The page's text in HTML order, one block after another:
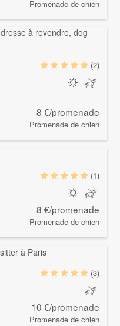
Promenade de chien
(2)
8 €/promenade
Promenade de chien
(1)
8 €/promenade
Promenade de chien
(3)
10 €/promenade
Promenade de chien